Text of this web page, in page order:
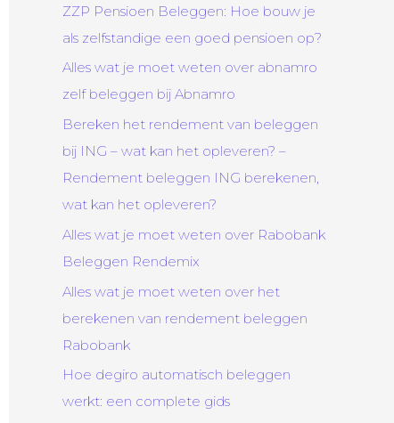
ZZP Pensioen Beleggen: Hoe bouw je
als zelfstandige een goed pensioen op?
Alles wat je moet weten over abnamro
zelf beleggen bij Abnamro
Bereken het rendement van beleggen
bij ING – wat kan het opleveren? –
Rendement beleggen ING berekenen,
wat kan het opleveren?
Alles wat je moet weten over Rabobank
Beleggen Rendemix
Alles wat je moet weten over het
berekenen van rendement beleggen
Rabobank
Hoe degiro automatisch beleggen
werkt: een complete gids